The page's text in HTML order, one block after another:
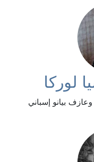
لوركا
بيانو إسباني